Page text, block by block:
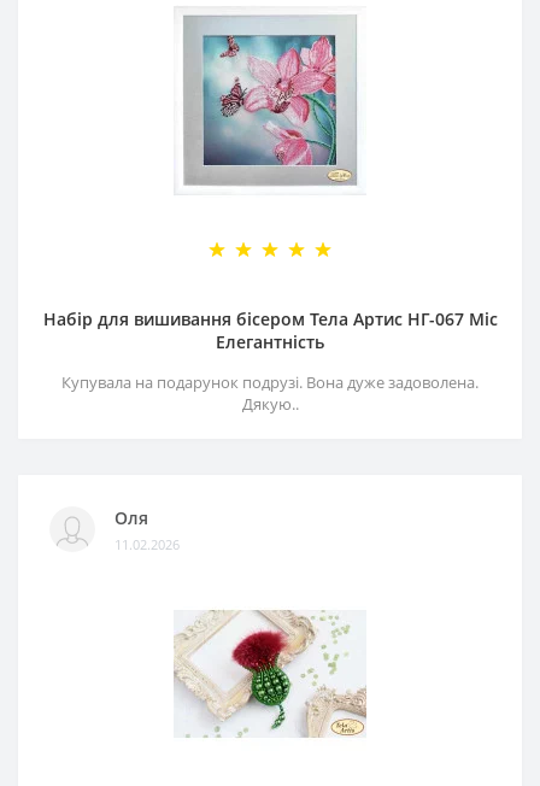
Набір для вишивання бісером Тела Артис НГ-067 Міс
Елегантність
Купувала на подарунок подрузі. Вона дуже задоволена.
Дякую..
Оля
11.02.2026